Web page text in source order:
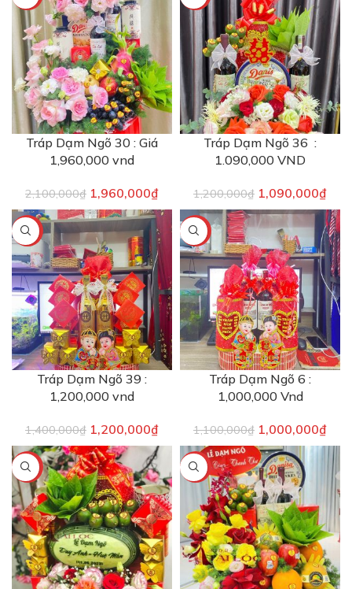
Tráp Dạm Ngõ 30 : Giá
1,960,000 vnd
2,100,000₫ 1,960,000₫
Tráp Dạm Ngõ 36 :
1.090,000 VND
1,200,000₫ 1,090,000₫
-14%
Tráp Dạm Ngõ 39 :
1,200,000 vnd
1,400,000₫ 1,200,000₫
-9%
Tráp Dạm Ngõ 6 :
1,000,000 Vnd
1,100,000₫ 1,000,000₫
-9% -17%